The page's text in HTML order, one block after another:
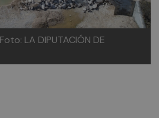
Foto: LA DIPUTACIÓN DE